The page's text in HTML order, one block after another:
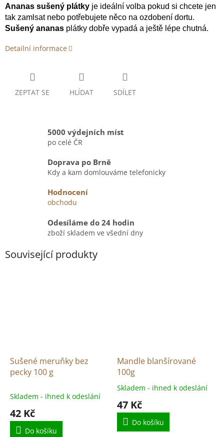
Ananas sušený plátky je ideální volba pokud si chcete jen
tak zamlsat nebo potřebujete něco na ozdobení dortu.
Sušený ananas plátky dobře vypadá a ještě lépe chutná.
Detailní informace
ZEPTAT SE HLÍDAT SDÍLET
5000 výdejních míst
po celé ČR
Doprava po Brně
Kdy a kam domlouváme telefonicky
Hodnocení
obchodu
Odesíláme do 24 hodin
zboží skladem ve všední dny
Související produkty
Sušené meruňky bez
pecky 100 g
Skladem - ihned k odeslání
42 Kč
Do košíku
Mandle blanšírované
100g
Průměrné
produktu
5,0
Skladem - ihned k odeslání
47 Kč
Do košíku